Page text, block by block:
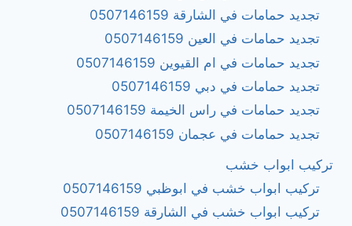
تجديد حمامات في الشارقة 0507146159
تجديد حمامات في العين 0507146159
تجديد حمامات في ام القيوين 0507146159
تجديد حمامات في دبي 0507146159
تجديد حمامات في راس الخيمة 0507146159
تجديد حمامات في عجمان 0507146159
تركيب ابواب خشب
تركيب ابواب خشب في ابوظبي 0507146159
تركيب ابواب خشب في الشارقة 0507146159